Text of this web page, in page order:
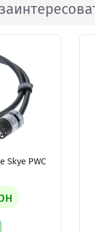
Skye PWC